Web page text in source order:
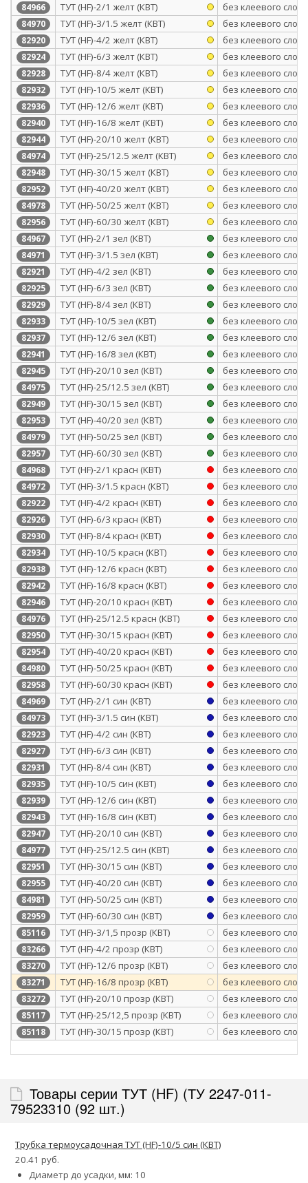
84966 ТУТ (HF)-2/1 желт (КВТ) без клеевого слоя
84970 ТУТ (HF)-3/1.5 желт (КВТ) без клеевого слоя
82920 ТУТ (HF)-4/2 желт (КВТ) без клеевого слоя
82924 ТУТ (HF)-6/3 желт (КВТ) без клеевого слоя
82928 ТУТ (HF)-8/4 желт (КВТ) без клеевого слоя
82932 ТУТ (HF)-10/5 желт (КВТ) без клеевого слоя
82936 ТУТ (HF)-12/6 желт (КВТ) без клеевого слоя
82940 ТУТ (HF)-16/8 желт (КВТ) без клеевого слоя
82944 ТУТ (HF)-20/10 желт (КВТ) без клеевого слоя
84974 ТУТ (HF)-25/12.5 желт (КВТ) без клеевого слоя
82948 ТУТ (HF)-30/15 желт (КВТ) без клеевого слоя
82952 ТУТ (HF)-40/20 желт (КВТ) без клеевого слоя
84978 ТУТ (HF)-50/25 желт (КВТ) без клеевого слоя
82956 ТУТ (HF)-60/30 желт (КВТ) без клеевого слоя
84967 ТУТ (HF)-2/1 зел (КВТ) без клеевого слоя
84971 ТУТ (HF)-3/1.5 зел (КВТ) без клеевого слоя
82921 ТУТ (HF)-4/2 зел (КВТ) без клеевого слоя
82925 ТУТ (HF)-6/3 зел (КВТ) без клеевого слоя
82929 ТУТ (HF)-8/4 зел (КВТ) без клеевого слоя
82933 ТУТ (HF)-10/5 зел (КВТ) без клеевого слоя
82937 ТУТ (HF)-12/6 зел (КВТ) без клеевого слоя
82941 ТУТ (HF)-16/8 зел (КВТ) без клеевого слоя
82945 ТУТ (HF)-20/10 зел (КВТ) без клеевого слоя
84975 ТУТ (HF)-25/12.5 зел (КВТ) без клеевого слоя
82949 ТУТ (HF)-30/15 зел (КВТ) без клеевого слоя
82953 ТУТ (HF)-40/20 зел (КВТ) без клеевого слоя
84979 ТУТ (HF)-50/25 зел (КВТ) без клеевого слоя
82957 ТУТ (HF)-60/30 зел (КВТ) без клеевого слоя
84968 ТУТ (HF)-2/1 красн (КВТ) без клеевого слоя
84972 ТУТ (HF)-3/1.5 красн (КВТ) без клеевого слоя
82922 ТУТ (HF)-4/2 красн (КВТ) без клеевого слоя
82926 ТУТ (HF)-6/3 красн (КВТ) без клеевого слоя
82930 ТУТ (HF)-8/4 красн (КВТ) без клеевого слоя
82934 ТУТ (HF)-10/5 красн (КВТ) без клеевого слоя
82938 ТУТ (HF)-12/6 красн (КВТ) без клеевого слоя
82942 ТУТ (HF)-16/8 красн (КВТ) без клеевого слоя
82946 ТУТ (HF)-20/10 красн (КВТ) без клеевого слоя
84976 ТУТ (HF)-25/12.5 красн (КВТ) без клеевого слоя
82950 ТУТ (HF)-30/15 красн (КВТ) без клеевого слоя
82954 ТУТ (HF)-40/20 красн (КВТ) без клеевого слоя
84980 ТУТ (HF)-50/25 красн (КВТ) без клеевого слоя
82958 ТУТ (HF)-60/30 красн (КВТ) без клеевого слоя
84969 ТУТ (HF)-2/1 син (КВТ) без клеевого слоя
84973 ТУТ (HF)-3/1.5 син (КВТ) без клеевого слоя
82923 ТУТ (HF)-4/2 син (КВТ) без клеевого слоя
82927 ТУТ (HF)-6/3 син (КВТ) без клеевого слоя
82931 ТУТ (HF)-8/4 син (КВТ) без клеевого слоя
82935 ТУТ (HF)-10/5 син (КВТ) без клеевого слоя
82939 ТУТ (HF)-12/6 син (КВТ) без клеевого слоя
82943 ТУТ (HF)-16/8 син (КВТ) без клеевого слоя
82947 ТУТ (HF)-20/10 син (КВТ) без клеевого слоя
84977 ТУТ (HF)-25/12.5 син (КВТ) без клеевого слоя
82951 ТУТ (HF)-30/15 син (КВТ) без клеевого слоя
82955 ТУТ (HF)-40/20 син (КВТ) без клеевого слоя
84981 ТУТ (HF)-50/25 син (КВТ) без клеевого слоя
82959 ТУТ (HF)-60/30 син (КВТ) без клеевого слоя
85116 ТУТ (HF)-3/1,5 прозр (КВТ) без клеевого слоя
83266 ТУТ (HF)-4/2 прозр (КВТ) без клеевого слоя
83270 ТУТ (HF)-12/6 прозр (КВТ) без клеевого слоя
83271 ТУТ (HF)-16/8 прозр (КВТ) без клеевого слоя
83272 ТУТ (HF)-20/10 прозр (КВТ) без клеевого слоя
85117 ТУТ (HF)-25/12,5 прозр (КВТ) без клеевого слоя
85118 ТУТ (HF)-30/15 прозр (КВТ) без клеевого слоя
Товары серии ТУТ (HF) (ТУ 2247-011-
79523310 (92 шт.)
Трубка термоусадочная ТУТ (HF)-10/5 син (КВТ)
20.41 руб.
Диаметр до усадки, мм: 10